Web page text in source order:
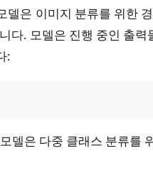
은 이미지 분류를 위한
다. 모델은 진행 중인 출
:
델은 다중 클래스 분류를